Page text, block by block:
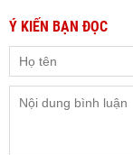
Ý KIẾN BẠN ĐỌC